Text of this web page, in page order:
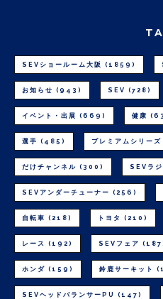
SEVショールーム大阪 (1859)
お知らせ (943) SEV (728)
イベント・出展 (669) 健康
選手 (485) プレミアムシリーズ
だけチャンネル (300) SEVラ
SEVアンダーチューナー (256)
自転車 (218) トヨタ (210)
レース (192) SEVフェア
ホンダ (159) 鈴鹿サーキット
SEVヘッドバランサーPU (147)